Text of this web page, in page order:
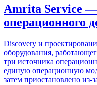
Amrita Service
операционного
Discovery и
оборудования,
три источника
единую операционную
затем приостановлено из-